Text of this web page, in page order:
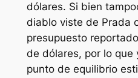
dólares. Si bien
diablo viste de Prada
presupuesto
de dólares, por lo que
punto de equilibrio